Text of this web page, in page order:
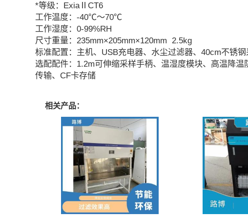
*等级：ExiaⅡCT6
工作温度：-40℃～70℃
工作湿度：0-99%RH
尺寸重量：235mm×205mm×120mm 2.5kg
标准配置：主机、USB充电器、水尘过滤器、40cm不锈
选配配件：1.2m可伸缩采样手柄、温湿度模块、高温降
传输、CF卡存储
相关产品：